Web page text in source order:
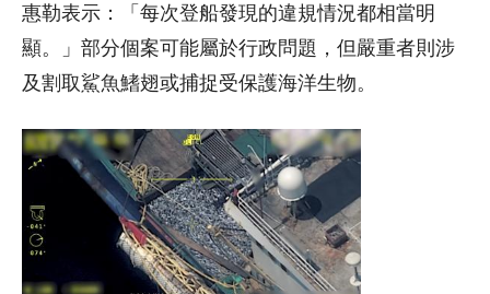
惠勒表示：「每次登船發現的違規情況都相當明
顯。」部分個案可能屬於行政問題，但嚴重者則涉
及割取鯊魚鰭翅或捕捉受保護海洋生物。